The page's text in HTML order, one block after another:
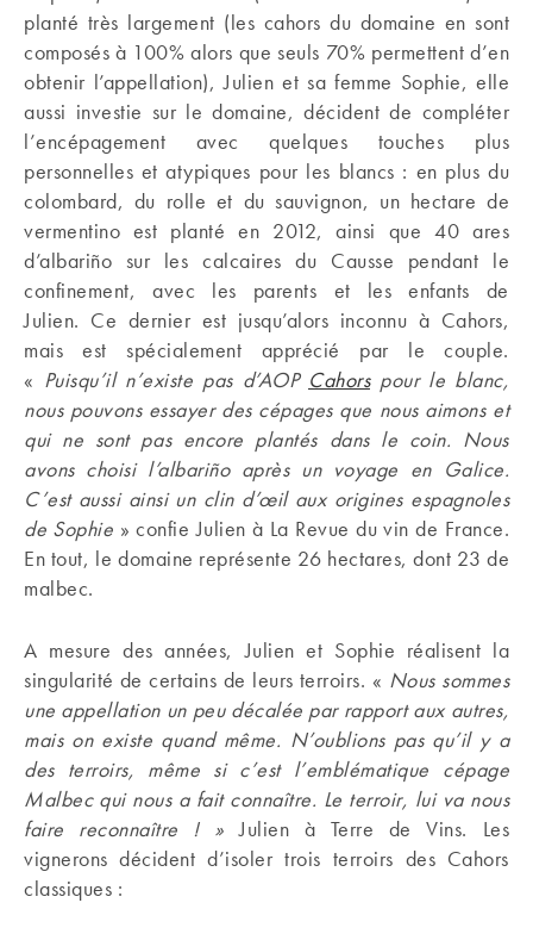
planté très largement (les cahors du domaine en sont
composés à 100% alors que seuls 70% permettent d’en
obtenir l’appellation), Julien et sa femme Sophie, elle
aussi investie sur le domaine, décident de compléter
l’encépagement avec quelques touches plus
personnelles et atypiques pour les blancs : en plus du
colombard, du rolle et du sauvignon, un hectare de
vermentino est planté en 2012, ainsi que 40 ares
d’albariño sur les calcaires du Causse pendant le
confinement, avec les parents et les enfants de
Julien. Ce dernier est jusqu’alors inconnu à Cahors,
mais est spécialement apprécié par le couple.
« Puisqu’il n’existe pas d’AOP Cahorspour le blanc,
nous pouvons essayer des cépages que nous aimons et
qui ne sont pas encore plantés dans le coin. Nous
avons choisi l’albariño après un voyage en Galice.
C’est aussi ainsi un clin d’œil aux origines espagnoles
de Sophie » confie Julien à La Revue du vin de France.
En tout, le domaine représente 26 hectares, dont 23 de
malbec.
A mesure des années, Julien et Sophie réalisent la
singularité de certains de leurs terroirs. « Nous sommes
une appellation un peu décalée par rapport aux autres,
mais on existe quand même. N’oublions pas qu’il y a
des terroirs, même si c’est l’emblématique cépage
Malbec qui nous a fait connaître. Le terroir, lui va nous
faire reconnaître ! » Julien à Terre de Vins. Les
vignerons décident d’isoler trois terroirs des Cahors
classiques :